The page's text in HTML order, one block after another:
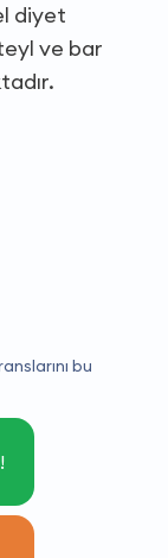
diyet
ve bar
bu